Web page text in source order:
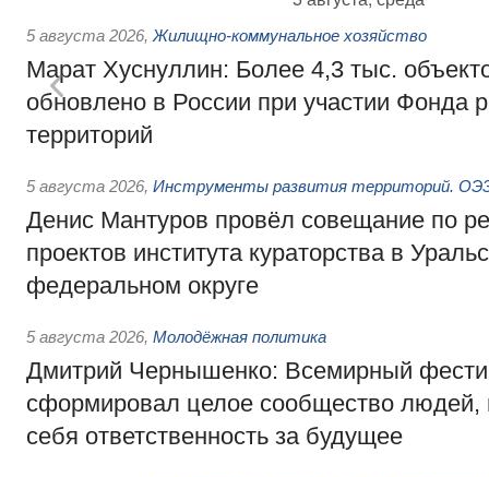
5 августа 2026, Жилищно-коммунальное хозяйство
Марат Хуснуллин: Более 4,3 тыс.
обновлено в России при участии Фонда
территорий
5 августа 2026, Инструменты развития территорий.
Денис Мантуров провёл совещание по
проектов института кураторства в
федеральном округе
5 августа 2026, Молодёжная политика
Дмитрий Чернышенко: Всемирный
сформировал целое сообщество людей,
себя ответственность за будущее